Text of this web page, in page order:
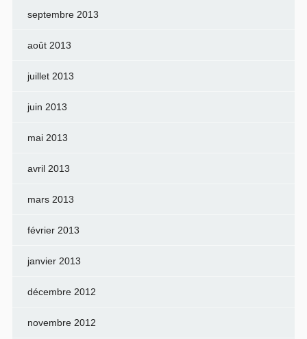
septembre 2013
août 2013
juillet 2013
juin 2013
mai 2013
avril 2013
mars 2013
février 2013
janvier 2013
décembre 2012
novembre 2012